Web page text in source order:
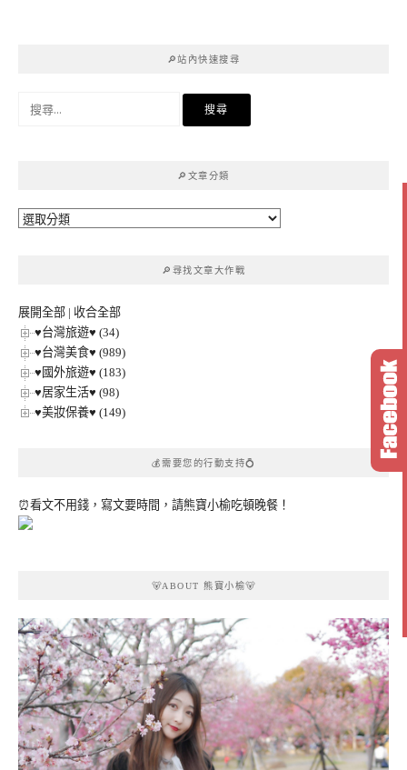
🔎站內快速搜尋
🔎文章分類
🔎
🔎尋找文章大作戰
展開全部 | 收合全部
♥台灣旅遊♥ (34)
♥台灣美食♥ (989)
♥國外旅遊♥ (183)
♥居家生活♥ (98)
♥美妝保養♥ (149)
💰需要您的行動支持💍
⏰看文不用錢，寫文要時間，請熊寶小榆吃頓晚餐！
🐻ABOUT 熊寶小榆🐻